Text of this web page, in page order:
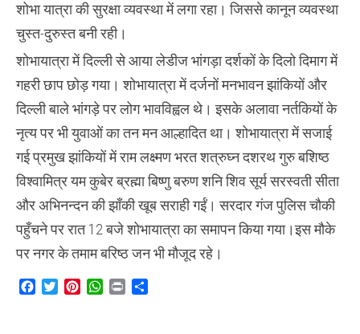
शोभा यात्रा की सुरक्षा व्यवस्था में लगा रहा। जिससे कानून व्यवस्था
चुस्त-दुरुस्त बनी रही।
शोभायात्रा में दिल्ली से आया लेडीज भांगड़ा दर्शकों के दिलो दिमाग में
गहरी छाप छोड़ गया। शोभायात्रा में दर्जनों मनभावन झांकियों और
दिल्ली बाले भांगड़े पर लोग भावविह्वल थे। इसके अलावा नर्तकियों के
नृत्य पर भी युवाओं का तन मन आल्हादित था। शोभायात्रा में सजाई
गई प्रमुख झांकियों में राम लक्ष्मण भरत शत्रुघ्न दशरथ गुरु बशिष्ठ
विश्वामित्र यम कुबेर ब्रह्मा बिष्णु बरुण शनि शिव सूर्य सरस्वती सीता
और अभिनन्दन की झाँकी खूब सराही गईं। सरदार गंज पुलिस चौकी
पहुँचने पर रात 12 बजे शोभायात्रा का समापन किया गया।इस मौके
पर नगर के तमाम बरिष्ठ जन भी मौजूद रहे।
Facebook
TwitterPinterestWhatsApp
Print